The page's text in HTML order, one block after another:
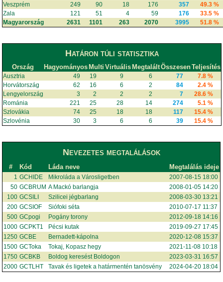
Veszprém
249 90 18 176 357
49.3 %
Zala
121 51 4 59 176
33.5 %
Magyarország
2631 1101 263 2070 3995 51.8 %
Határon túli statisztika
Ország Hagyományos Multi Virtuális MegtaláltÖsszesenTeljesítés
Ausztria 49 19 9 6 77
7.8 %
Horvátország
62 16 6 2 84
2.4 %
Lengyelország
3 2 2 2 7
28.6 %
Románia
221 25 28 14 274
5.1 %
Szlovákia
74 25 18 18 117
15.4 %
Szlovénia
30 3 6 6 39 15.4 %
Nevezetes megtalálások
# Kód Láda neve Megtalálás ideje
1 GCHIDE Mikroláda a Városligetben
2007-08-15 18:00
50 GCBRUM A Mackó barlangja
2008-01-05 14:20
100 GCSILI Szilicei jégbarlang
2008-03-30 13:21
200 GCSIOF Siófoki séta
2010-07-17 11:37
500 GCpogi Pogány torony
2012-09-18 14:16
1000 GCPKT1 Pécsi kutak
2019-09-27 17:45
1250 GCBE Bernadett-kápolna
2020-12-08 15:37
1500 GCToka Tokaj, Kopasz hegy
2021-11-08 10:18
1750 GCBKB Boldog keresést Boldogon
2023-03-31 16:57
2000 GCTLHT Tavak és ligetek a határmentén tanösvény 2024-04-20 18:04